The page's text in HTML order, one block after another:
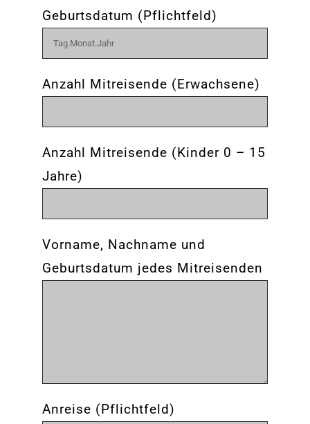
Geburtsdatum (Pflichtfeld)
Anzahl Mitreisende (Erwachsene)
Anzahl Mitreisende (Kinder 0 – 15
Jahre)
Vorname, Nachname und
Geburtsdatum jedes Mitreisenden
Anreise (Pflichtfeld)